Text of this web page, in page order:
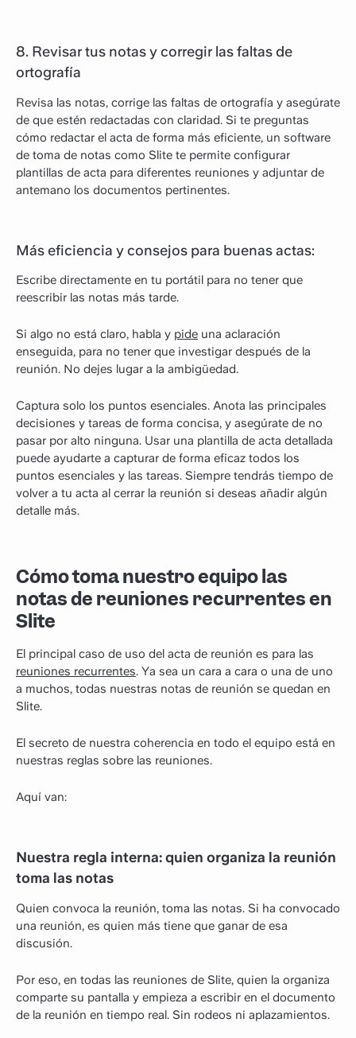
8. Revisar tus notas y corregir las faltas de
ortografía
Revisa las notas, corrige las faltas de ortografía y asegúrate
de que estén redactadas con claridad. Si te preguntas
cómo redactar el acta de forma más eficiente, un software
de toma de notas como Slite te permite configurar
plantillas de acta para diferentes reuniones y adjuntar de
antemano los documentos pertinentes.
Más eficiencia y consejos para buenas actas:
Escribe directamente en tu portátil para no tener que
reescribir las notas más tarde.
Si algo no está claro, habla y pide una aclaración
enseguida, para no tener que investigar después de la
reunión. No dejes lugar a la ambigüedad.
Captura solo los puntos esenciales. Anota las principales
decisiones y tareas de forma concisa, y asegúrate de no
pasar por alto ninguna. Usar una plantilla de acta detallada
puede ayudarte a capturar de forma eficaz todos los
puntos esenciales y las tareas. Siempre tendrás tiempo de
volver a tu acta al cerrar la reunión si deseas añadir algún
detalle más.
Cómo toma nuestro equipo las
notas de reuniones recurrentes en
Slite
El principal caso de uso del acta de reunión es para las
reuniones recurrentes. Ya sea un cara a cara o una de uno
a muchos, todas nuestras notas de reunión se quedan en
Slite.
El secreto de nuestra coherencia en todo el equipo está en
nuestras reglas sobre las reuniones.
Aquí van:
Nuestra regla interna: quien organiza la reunión
toma las notas
Quien convoca la reunión, toma las notas. Si ha convocado
una reunión, es quien más tiene que ganar de esa
discusión.
Por eso, en todas las reuniones de Slite, quien la organiza
comparte su pantalla y empieza a escribir en el documento
de la reunión en tiempo real. Sin rodeos ni aplazamientos.